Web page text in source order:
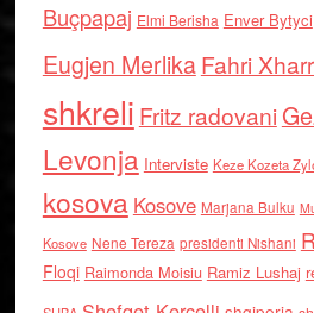
Buçpapaj Elmi Berisha Enver Bytyci
Eugjen MerlikaFahri
shkreli Fritz radovani
Levonja Interviste Keze Kozeta
kosova Kosove Marjana Bulku
Kosove Nene Tereza presidenti Nishani
Floqi Raimonda Moisiu Ramiz Lushaj